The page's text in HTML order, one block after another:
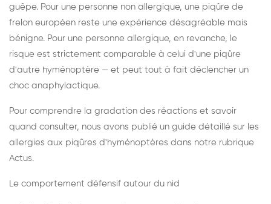
guêpe. Pour une personne non allergique, une piqûre de
frelon européen reste une expérience désagréable mais
bénigne. Pour une personne allergique, en revanche, le
risque est strictement comparable à celui d'une piqûre
d'autre hyménoptère — et peut tout à fait déclencher un
choc anaphylactique.
Pour comprendre la gradation des réactions et savoir
quand consulter, nous avons publié un guide détaillé sur les
allergies aux piqûres d'hyménoptères dans notre rubrique
Actus.
Le comportement défensif autour du nid